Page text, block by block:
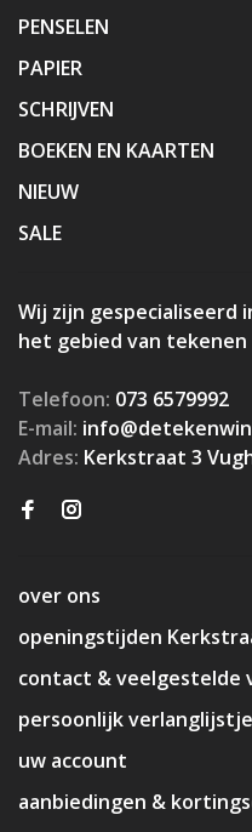
PENSELEN
PAPIER
SCHRIJVEN
BOEKEN EN KAARTEN
NIEUW
SALE
Wij zijn
het gebied van tekenen
Telefoon: 073 6579992
E-mail:
Adres: Kerkstraat 3
over ons
openingstijden
contact & veelgestelde
persoonlijk verlanglijstje
uw account
aanbiedingen &